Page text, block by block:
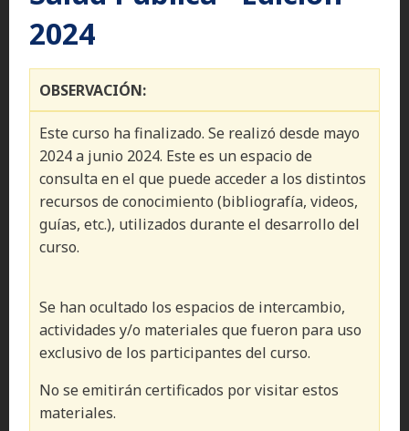
2024
OBSERVACIÓN:
Este curso ha finalizado. Se realizó desde mayo
2024 a junio 2024. Este es un espacio de
consulta en el que puede acceder a los distintos
recursos de conocimiento (bibliografía, videos,
guías, etc.), utilizados durante el desarrollo del
curso.
Se han ocultado los espacios de intercambio,
actividades y/o materiales que fueron para uso
exclusivo de los participantes del curso.
No se emitirán certificados por visitar estos
materiales.